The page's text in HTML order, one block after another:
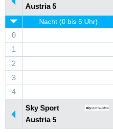
Austria 5
Nacht (0 bis 5 Uhr)
0
1
2
3
4
Sky Sport
Austria 5